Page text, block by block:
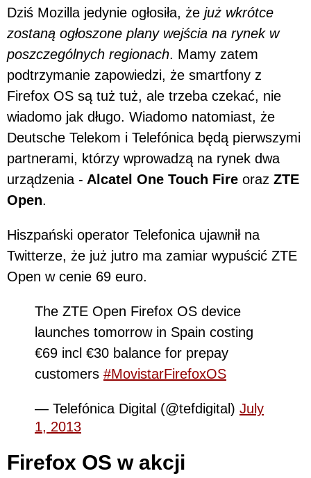
Dziś Mozilla jedynie ogłosiła, że już wkrótce
zostaną ogłoszone plany wejścia na rynek w
poszczególnych regionach. Mamy zatem
podtrzymanie zapowiedzi, że smartfony z
Firefox OS są tuż tuż, ale trzeba czekać, nie
wiadomo jak długo. Wiadomo natomiast, że
Deutsche Telekom i Telefónica będą pierwszymi
partnerami, którzy wprowadzą na rynek dwa
urządzenia - Alcatel One Touch Fire oraz ZTE
Open.
Hiszpański operator Telefonica ujawnił na
Twitterze, że już jutro ma zamiar wypuścić ZTE
Open w cenie 69 euro.
The ZTE Open Firefox OS device
launches tomorrow in Spain costing
€69 incl €30 balance for prepay
customers #MovistarFirefoxOS
— Telefónica Digital (@tefdigital) July
1, 2013
Firefox OS w akcji